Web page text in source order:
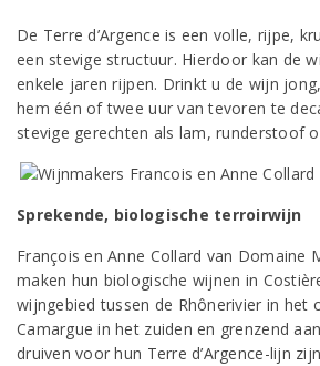
De Terre d’Argence is een volle, rijpe,
een stevige structuur. Hierdoor kan de
enkele jaren rijpen. Drinkt u de wijn
hem één of twee uur van tevoren te
stevige gerechten als lam, runderstoof
Sprekende, biologische terroirwijn
François en Anne Collard van Domaine
maken hun biologische wijnen in
wijngebied tussen de Rhônerivier in het
Camargue in het zuiden en grenzend
druiven voor hun Terre d’Argence-lijn